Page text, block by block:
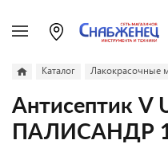
Каталог Лакокрасочные
Антисептик V
ПАЛИСАНДР